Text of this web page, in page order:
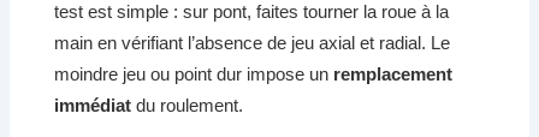
test est simple : sur pont, faites tourner la roue à la
main en vérifiant l’absence de jeu axial et radial. Le
moindre jeu ou point dur impose un remplacement
immédiat du roulement.